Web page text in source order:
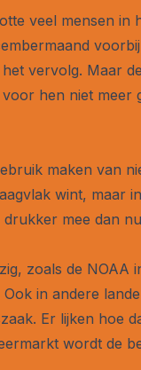
veel mensen in
vervolg. Maar
hen niet meer
maken van
wint, maar
mee dan
zoals de NOAA
in andere
Er lijken hoe
wordt de